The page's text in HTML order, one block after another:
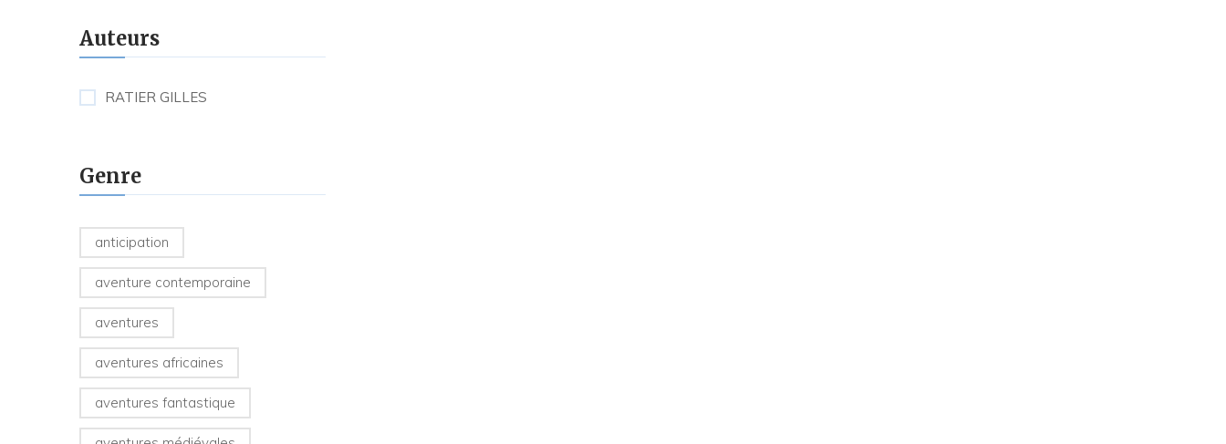
Auteurs
RATIER GILLES
Genre
anticipation
aventure contemporaine
aventures
aventures africaines
aventures fantastique